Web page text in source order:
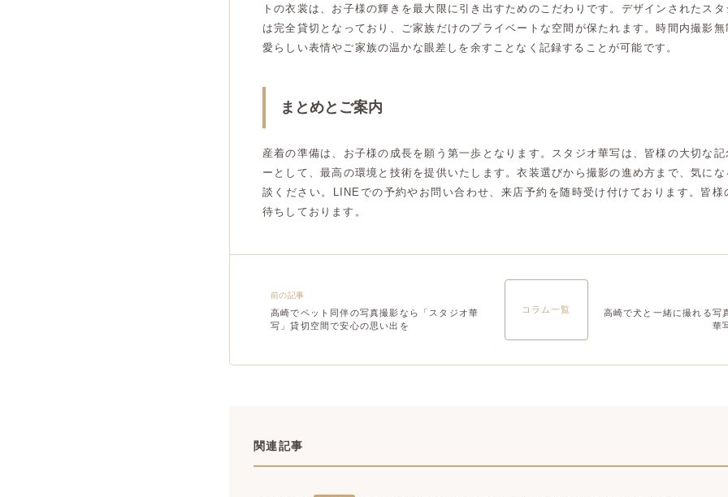
トの衣裳は、お子様の輝きを最大限に引き出すためのこだわりです。デザインされたス
は完全貸切となっており、ご家族だけのプライベートな空間が保たれます。時間内撮影
愛らしい表情やご家族の温かな眼差しを余すことなく記録することが可能です。
まとめとご案内
産着の準備は、お子様の成長を願う第一歩となります。スタジオ華写は、皆様の大切な
ーとして、最高の環境と技術を提供いたします。衣装選びから撮影の進め方まで、気に
談ください。LINEでの予約やお問い合わせ、来店予約を随時受け付けております。皆様
待ちしております。
前の記事
高崎でペット同伴の写真撮影なら「スタジオ華
写」貸切空間で安心の思い出を
コラム一覧
高崎で犬と一緒に撮れる写
華
関連記事